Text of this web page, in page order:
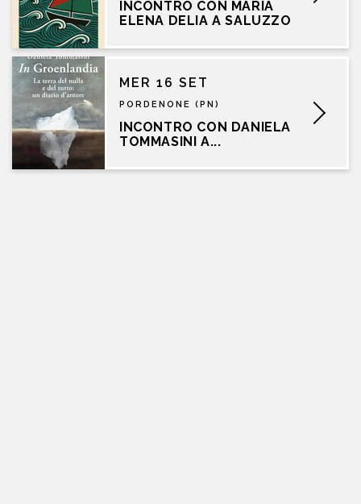
INCONTRO CON MARIA
ELENA DELIA A SALUZZO
MER 16 SET
PORDENONE (PN)
INCONTRO CON DANIELA
TOMMASINI A...